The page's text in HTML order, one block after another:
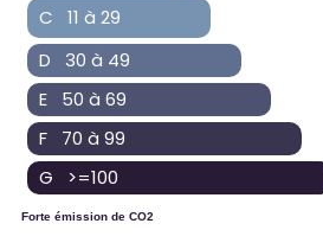
C 11 à 29
D 30 à 49
E 50 à 69
F 70 à 99
G >=100
Forte émission de CO2